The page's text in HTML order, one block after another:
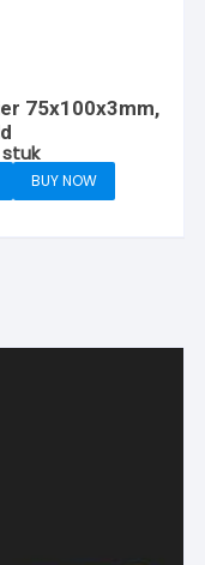
75x100x3mm,
stuk
BUY NOW